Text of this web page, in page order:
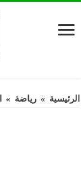
الرئيسية » رياضة »